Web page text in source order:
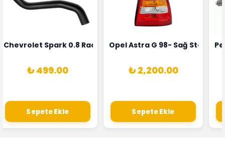
1628HN-0258010081
Alternatörü Valeo Marka 05E903018G
Chevrolet Spark 0.8 Radyatör Üst Hortumu Rapro Marka
₺ 499.00
Sepete Ekle
Opel Astra G 98- Sağ Stop
₺ 2,200.00
Sepete Ekle